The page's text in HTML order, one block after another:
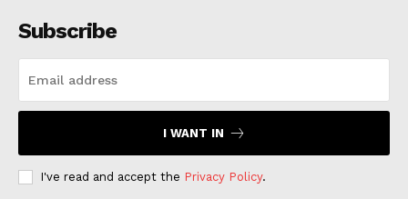
Subscribe
I WANT IN
I've read and accept the Privacy Policy.